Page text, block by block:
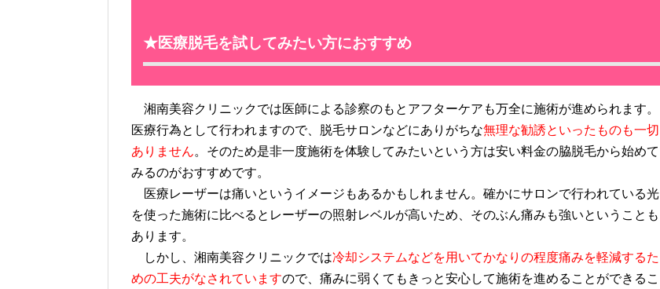
★医療脱毛を試してみたい方におすすめ
湘南美容クリニックでは医師による診察のもとアフターケアも万全に施術が進められます。
医療行為として行われますので、脱毛サロンなどにありがちな無理な勧誘といったものも一切
ありません。そのため是非一度施術を体験してみたいという方は安い料金の脇脱毛から始めて
みるのがおすすめです。
医療レーザーは痛いというイメージもあるかもしれません。確かにサロンで行われている光
を使った施術に比べるとレーザーの照射レベルが高いため、そのぶん痛みも強いということも
あります。
しかし、湘南美容クリニックでは冷却システムなどを用いてかなりの程度痛みを軽減するた
めの工夫がなされていますので、痛みに弱くてもきっと安心して施術を進めることができるこ